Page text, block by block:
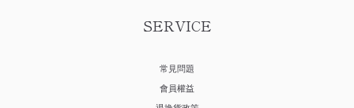
SERVICE
常見問題
會員權益